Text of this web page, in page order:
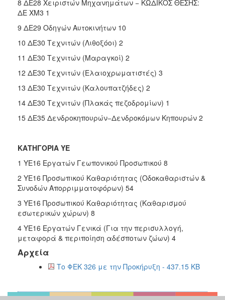
8 ΔΕ28 Χειριστών Μηχανημάτων − ΚΩΔΙΚΟΣ ΘΕΣΗΣ:
ΔΕ ΧΜ3 1
9 ΔΕ29 Οδηγών Αυτοκινήτων 10
10 ΔΕ30 Τεχνιτών (Λιθοξόοι) 2
11 ΔΕ30 Τεχνιτών (Μαραγκοί) 2
12 ΔΕ30 Τεχνιτών (Ελαιοχρωματιστές) 3
13 ΔΕ30 Τεχνιτών (Καλουπατζήδες) 2
14 ΔΕ30 Τεχνιτών (Πλακάς πεζοδρομίων) 1
15 ΔΕ35 Δενδροκηπουρών−Δενδροκόμων Κηπουρών 2
ΚΑΤΗΓΟΡΙΑ ΥΕ
1 ΥΕ16 Εργατών Γεωπονικού Προσωπικού 8
2 ΥΕ16 Προσωπικού Καθαριότητας (Οδοκαθαριστών &
Συνοδών Απορριμματοφόρων) 54
3 ΥΕ16 Προσωπικού Καθαριότητας (Καθαρισμού
εσωτερικών χώρων) 8
4 ΥΕ16 Εργατών Γενικά (Για την περισυλλογή,
μεταφορά & περιποίηση αδέσποτων ζώων) 4
Αρχεία
Το ΦΕΚ 326 με την Προκήρυξη - 437.15 KB